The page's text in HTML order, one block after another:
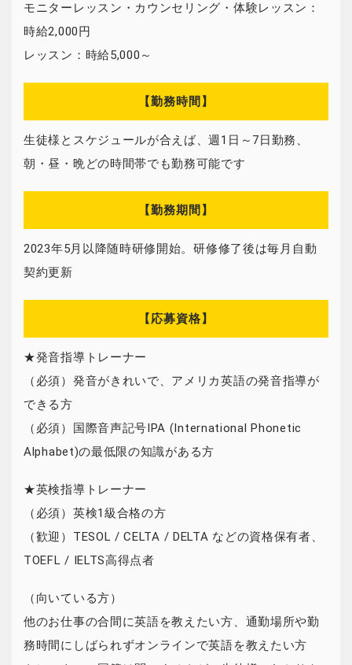
モニターレッスン・カウンセリング・体験レッスン：
時給2,000円
レッスン：時給5,000～
【勤務時間】
生徒様とスケジュールが合えば、週1日～7日勤務、
朝・昼・晩どの時間帯でも勤務可能です
【勤務期間】
2023年5月以降随時研修開始。研修修了後は毎月自動
契約更新
【応募資格】
★発音指導トレーナー
（必須）発音がきれいで、アメリカ英語の発音指導が
できる方
（必須）国際音声記号IPA (International Phonetic
Alphabet)の最低限の知識がある方
★英検指導トレーナー
（必須）英検1級合格の方
（歓迎）TESOL / CELTA / DELTA などの資格保有者、
TOEFL / IELTS高得点者
（向いている方）
他のお仕事の合間に英語を教えたい方、通勤場所や勤
務時間にしばられずオンラインで英語を教えたい方